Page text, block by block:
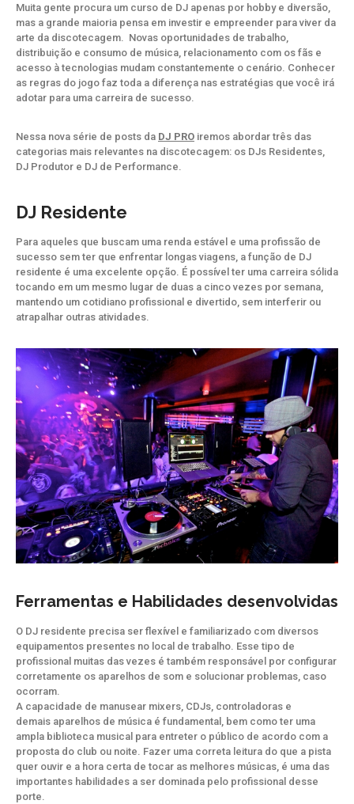
Muita gente procura um curso de DJ apenas por hobby e diversão,
mas a grande maioria pensa em investir e empreender para viver da
arte da discotecagem. Novas oportunidades de trabalho,
distribuição e consumo de música, relacionamento com os fãs e
acesso à tecnologias mudam constantemente o cenário. Conhecer
as regras do jogo faz toda a diferença nas estratégias que você irá
adotar para uma carreira de sucesso.
Nessa nova série de posts da DJ PRO iremos abordar três das
categorias mais relevantes na discotecagem: os DJs Residentes,
DJ Produtor e DJ de Performance.
DJ Residente
Para aqueles que buscam uma renda estável e uma profissão de
sucesso sem ter que enfrentar longas viagens, a função de DJ
residente é uma excelente opção. É possível ter uma carreira sólida
tocando em um mesmo lugar de duas a cinco vezes por semana,
mantendo um cotidiano profissional e divertido, sem interferir ou
atrapalhar outras atividades.
Ferramentas e Habilidades desenvolvidas
O DJ residente precisa ser flexível e familiarizado com diversos
equipamentos presentes no local de trabalho. Esse tipo de
profissional muitas das vezes é também responsável por configurar
corretamente os aparelhos de som e solucionar problemas, caso
ocorram.
A capacidade de manusear mixers, CDJs, controladoras e
demais aparelhos de música é fundamental, bem como ter uma
ampla biblioteca musical para entreter o público de acordo com a
proposta do club ou noite. Fazer uma correta leitura do que a pista
quer ouvir e a hora certa de tocar as melhores músicas, é uma das
importantes habilidades a ser dominada pelo profissional desse
porte.